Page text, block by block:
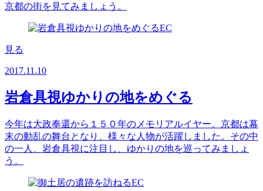
京都の街を見てみましょう。
見る
2017.11.10
岩倉具視ゆかりの地をめぐる
今年は大政奉還から１５０年のメモリアルイヤー。京都は幕
末の動乱の舞台となり、様々な人物が活躍しました。その中
の一人、岩倉具視に注目し、ゆかりの地を巡ってみましょ
う。